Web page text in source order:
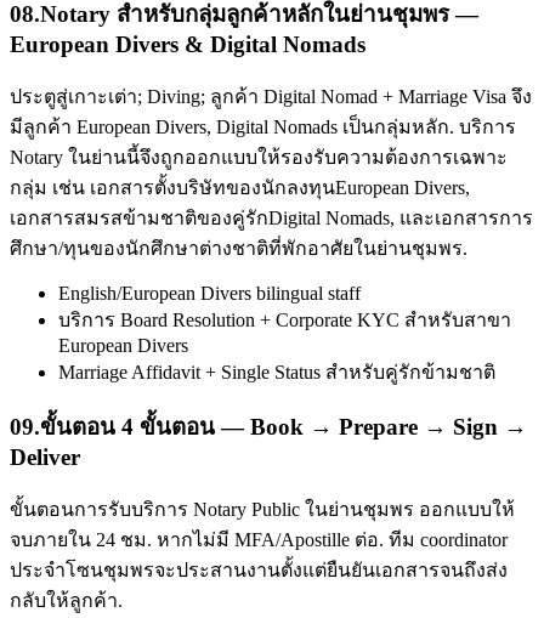
08.Notary สำหรับกลุ่มลูกค้าหลักในย่านชุมพร —
European Divers & Digital Nomads
ประตูสู่เกาะเต่า; Diving; ลูกค้า Digital Nomad + Marriage Visa จึง
มีลูกค้า European Divers, Digital Nomads เป็นกลุ่มหลัก. บริการ
Notary ในย่านนี้จึงถูกออกแบบให้รองรับความต้องการเฉพาะ
กลุ่ม เช่น เอกสารตั้งบริษัทของนักลงทุนEuropean Divers,
เอกสารสมรสข้ามชาติของคู่รักDigital Nomads, และเอกสารการ
ศึกษา/ทุนของนักศึกษาต่างชาติที่พักอาศัยในย่านชุมพร.
English/European Divers bilingual staff
บริการ Board Resolution + Corporate KYC สำหรับสาขา
European Divers
Marriage Affidavit + Single Status สำหรับคู่รักข้ามชาติ
09.ขั้นตอน 4 ขั้นตอน — Book → Prepare → Sign →
Deliver
ขั้นตอนการรับบริการ Notary Public ในย่านชุมพร ออกแบบให้
จบภายใน 24 ชม. หากไม่มี MFA/Apostille ต่อ. ทีม coordinator
ประจำโซนชุมพรจะประสานงานตั้งแต่ยืนยันเอกสารจนถึงส่ง
กลับให้ลูกค้า.